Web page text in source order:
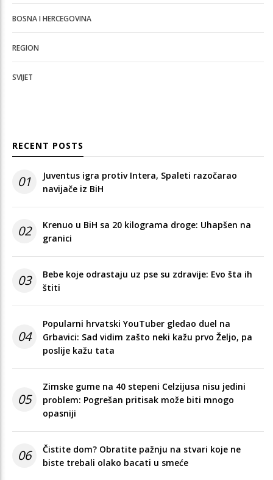
BOSNA I HERCEGOVINA
REGION
SVIJET
RECENT POSTS
01
Juventus igra protiv Intera, Spaleti razočarao
navijače iz BiH
02
Krenuo u BiH sa 20 kilograma droge: Uhapšen na
granici
03
Bebe koje odrastaju uz pse su zdravije: Evo šta ih
štiti
04
Popularni hrvatski YouTuber gledao duel na
Grbavici: Sad vidim zašto neki kažu prvo Željo, pa
poslije kažu tata
05
Zimske gume na 40 stepeni Celzijusa nisu jedini
problem: Pogrešan pritisak može biti mnogo
opasniji
06
Čistite dom? Obratite pažnju na stvari koje ne
biste trebali olako bacati u smeće